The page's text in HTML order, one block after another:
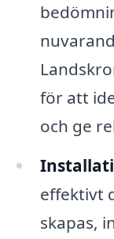
för att
och ge
effektivt
skapas,